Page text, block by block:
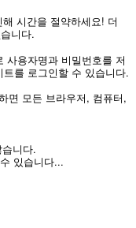
시간을 절약하세요! 더
니다.
사용자명과 비밀번호를 저
를 로그인할 수 있습니다.
면 모든 브라우저, 컴퓨터,
니다.
있습니다...